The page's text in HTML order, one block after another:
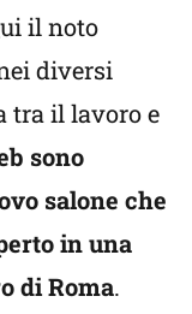
il noto
diversi
tra il lavoro e
sono
salone che
in una
di Roma.